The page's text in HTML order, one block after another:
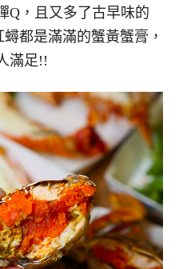
Q，且又多了古早味的
都是滿滿的蟹黃蟹膏，
滿足!!